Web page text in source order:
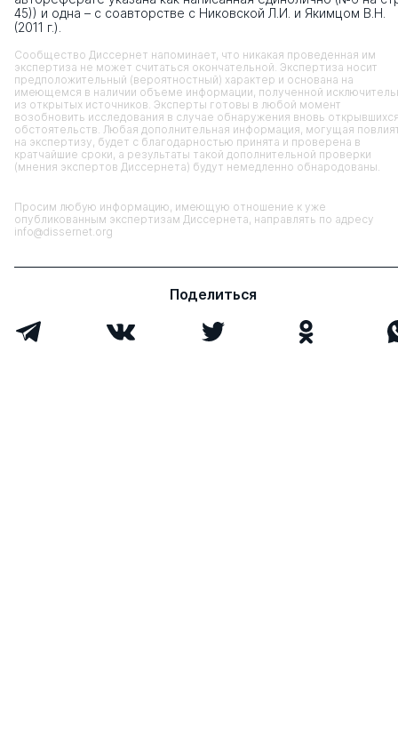
45)) и одна – с соавторстве с Никовской Л.И. и Якимцом В.Н.
(2011 г.).
Сообщество Диссернет напоминает, что никакая проведенная им
экспертиза не может считаться окончательной. Экспертиза носит
предположительный (вероятностный) характер и основана на
имеющемся в наличии объеме информации, полученной
из открытых источников. Эксперты готовы в любой момент
возобновить исследования в случае обнаружения вновь
обстоятельств. Любая дополнительная информация, могущая
на экспертизу, будет с благодарностью принята и проверена в
кратчайшие сроки, а результаты такой дополнительной проверки
(мнения экспертов Диссернета) будут немедленно обнародованы.
Просим любую информацию, имеющую отношение к уже
опубликованным экспертизам Диссернета, направлять по адресу
info@dissernet.org
Поделиться